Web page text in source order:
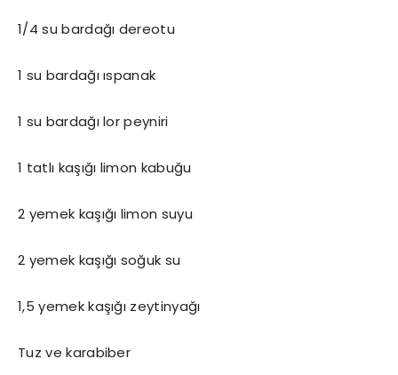
1/4 su bardağı dereotu
1 su bardağı ıspanak
1 su bardağı lor peyniri
1 tatlı kaşığı limon kabuğu
2 yemek kaşığı limon suyu
2 yemek kaşığı soğuk su
1,5 yemek kaşığı zeytinyağı
Tuz ve karabiber